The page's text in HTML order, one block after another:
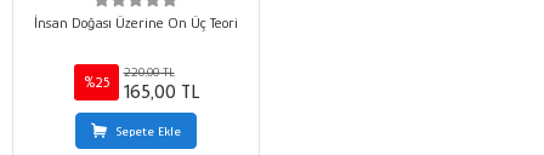
İnsan Doğası Üzerine On Üç Teori
%25
220,00 TL
165,00 TL
Sepete Ekle